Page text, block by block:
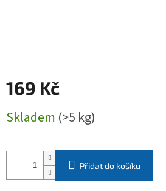
169 Kč
cena:
Skladem (>5 kg)
Přidat do košíku